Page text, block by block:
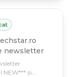
newsletter
NEW*** și